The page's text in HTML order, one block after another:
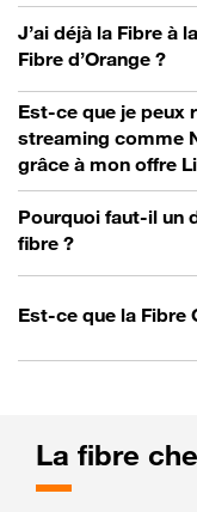
J’ai déjà la Fibre à
Fibre d’Orange ?
Est-ce que je peux
streaming comme
grâce à mon offre
Pourquoi faut-il un
fibre ?
Est-ce que la Fibre
La fibre